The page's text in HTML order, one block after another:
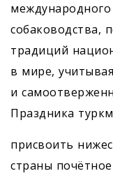
международного
собаководства,
традиций
в мире,
и
Праздника
присвоить
страны